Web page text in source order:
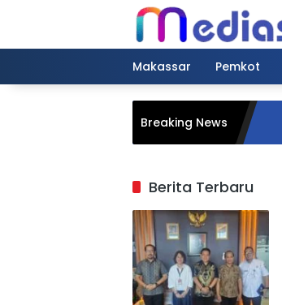
Makassar
Pemkot
Breaking News
Berita Terbaru